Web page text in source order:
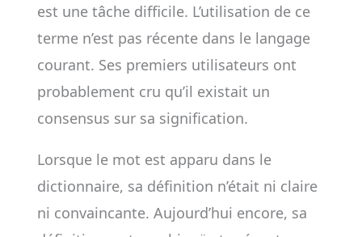
est une tâche difficile. L’utilisation de ce
terme n’est pas récente dans le langage
courant. Ses premiers utilisateurs ont
probablement cru qu’il existait un
consensus sur sa signification.
Lorsque le mot est apparu dans le
dictionnaire, sa définition n’était ni claire
ni convaincante. Aujourd’hui encore, sa